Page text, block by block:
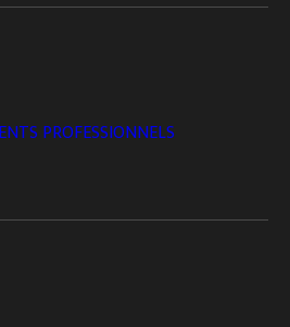
PROFESSIONNELS